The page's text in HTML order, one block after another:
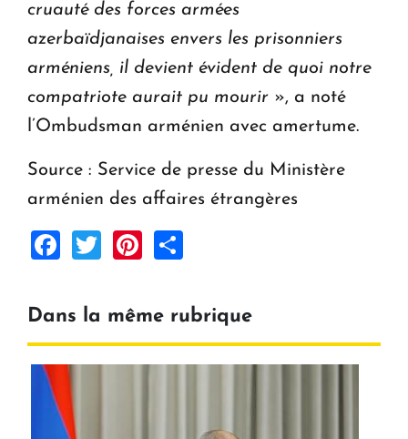
cruauté des forces armées
azerbaïdjanaises envers les prisonniers
arméniens, il devient évident de quoi notre
compatriote aurait pu mourir », a noté
l’Ombudsman arménien avec amertume.
Source : Service de presse du Ministère
arménien des affaires étrangères
Facebook
TwitterPinterest
Dans la même rubrique